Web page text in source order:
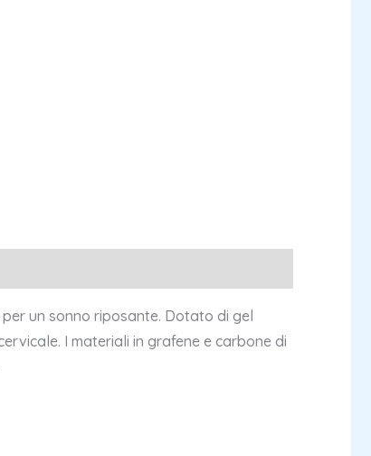
un sonno riposante. Dotato di gel
I materiali in grafene e carbone di